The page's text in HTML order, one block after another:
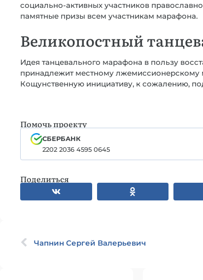
социально-активных участников
памятные призы всем участникам марафона.
Великопостный
Идея танцевального марафона в пользу
принадлежит местному
Кощунственную инициативу, к сожалению,
Помочь проекту
СБЕРБАНК
2202 2036 4595 0645
Поделиться
Чапнин Сергей Валерьевич